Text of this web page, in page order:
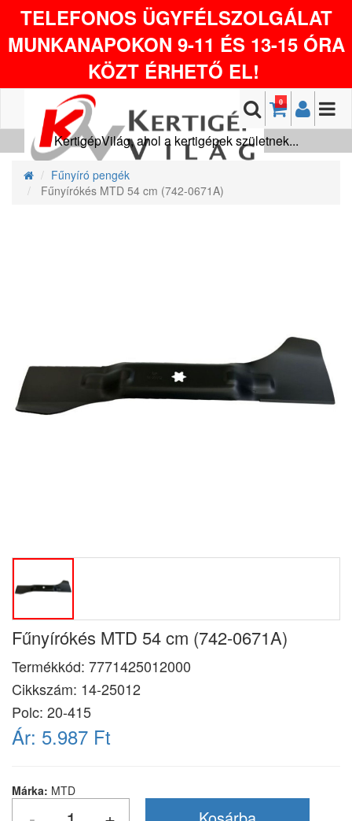
TELEFONOS ÜGYFÉLSZOLGÁLAT
MUNKANAPOKON 9-11 ÉS 13-15 ÓRA
KÖZT ÉRHETŐ EL!
0
KertigépVilág, ahol a kertigépek születnek...
Fűnyíró pengék
Fűnyírókés MTD 54 cm (742-0671A)
Fűnyírókés MTD 54 cm (742-0671A)
Termékkód: 7771425012000
Cikkszám: 14-25012
Polc: 20-415
Ár: 5.987 Ft
Márka: MTD